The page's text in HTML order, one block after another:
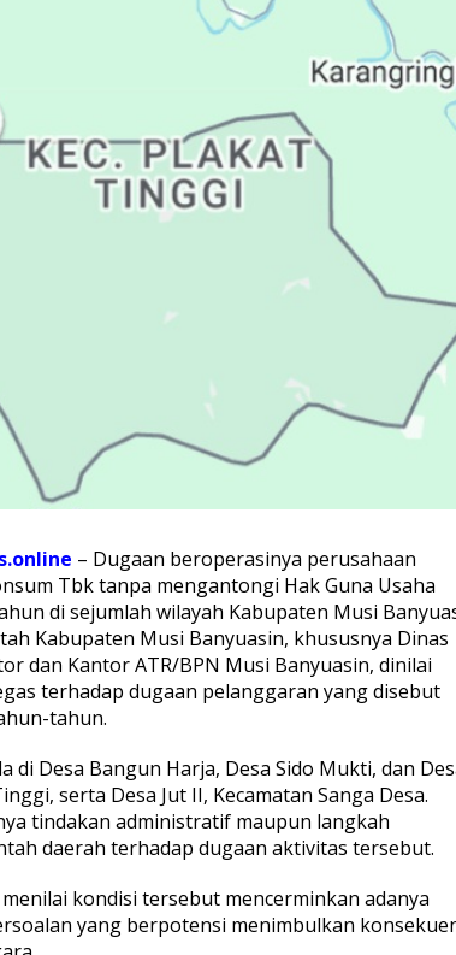
– Dugaan beroperasinya perusahaan
Tbk tanpa mengantongi Hak Guna Usaha
di sejumlah wilayah Kabupaten Musi
Kabupaten Musi Banyuasin, khususnya Dinas
dan Kantor ATR/BPN Musi Banyuasin, dinilai
terhadap dugaan pelanggaran yang disebut
tahun.
di Desa Bangun Harja, Desa Sido Mukti, dan
serta Desa Jut II, Kecamatan Sanga Desa.
tindakan administratif maupun langkah
daerah terhadap dugaan aktivitas tersebut.
kondisi tersebut mencerminkan adanya
yang berpotensi menimbulkan